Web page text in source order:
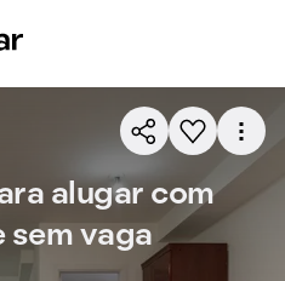
alugar com
sem vaga